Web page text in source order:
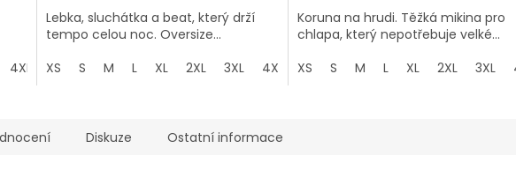
4XL 5XL
Lebka, sluchátka a beat, který drží
tempo celou noc. Oversize...
XS
S M L XL 2XL 3XL 4XL 5XL
Koruna na hrudi. Těžká mikina pro
chlapa, který nepotřebuje velké...
XS
S M L XL 2XL 3XL
Diskuze Ostatní informace